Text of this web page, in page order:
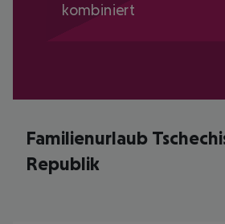
kombiniert
Familienurlaub
Republik